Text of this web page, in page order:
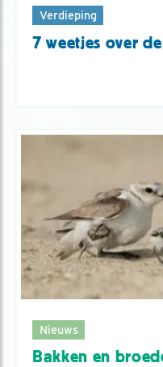
Verdieping
7 weetjes over
Nieuws
Bakken en